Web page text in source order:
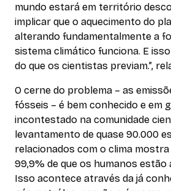
mundo estará em território
implicar que o aquecimento do
alterando fundamentalmente a
sistema climático funciona. E
do que os cientistas previam.”,
O cerne do problema – as
fósseis – é bem conhecido e em
incontestado na comunidade
levantamento de quase 90.000
relacionados com o clima
99,9% de que os humanos estão
Isso acontece através da já